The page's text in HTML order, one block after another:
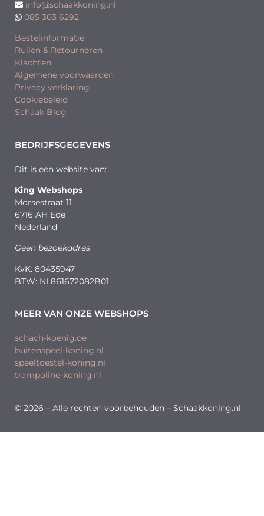
info@schaakkoning.nl
085 303 6292
Bestelinformatie
Ruilen & Retourneren
Klachten
Algemene voorwaarden
Privacy verklaring
Cookiebeleid
Schaak Blog
BEDRIJFSGEGEVENS
Dit is een website van:
King Webshops
Morsestraat 11
6716 AH Ede
Nederland
Geen bezoekadres
KvK: 80435947
BTW: NL861672082B01
MEER VAN ONZE WEBSHOPS
schach-koenig.de
buitenspeel-koning.nl
speeltoestel-koning.nl
trampoline-koning.nl
© 2026 – Alle rechten voorbehouden – Schaakkoning.nl